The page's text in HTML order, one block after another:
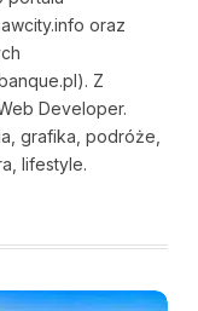
oraz
Z
Developer.
grafika, podróże,
lifestyle.